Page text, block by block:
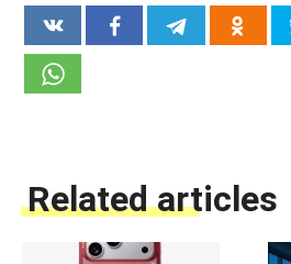
Related articles